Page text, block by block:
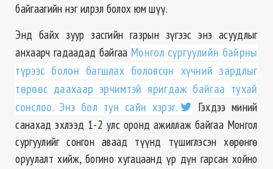
байгаагийн нэг илрэл болох юм шүү.
Энд байх зуур засгийн газрын зүгээс энэ асуудлыг
анхаарч гадаадад байгаа Монгол сургуулийн байрны
түрээс болон багшлах боловсон хүчний зардлыг
төрөөс даахаар эрчимтэй яригдаж байгаа тухай
сонслоо. Энэ бол тун сайн хэрэг.
Гэхдээ миний
санахад эхлээд 1-2 улс оронд ажиллаж байгаа Монгол
сургуулийг сонгон аваад түүнд түшиглэсэн хөрөнгө
оруулалт хийж, богино хугацаанд үр дүн гарсан хойно